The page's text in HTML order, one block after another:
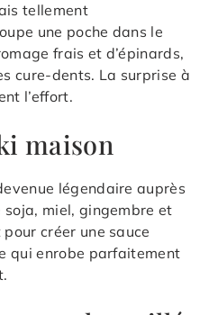
tellement
une poche dans le
frais et d’épinards,
cure-dents. La surprise à
l’effort.
maison
légendaire auprès
soja, miel, gingembre et
créer une sauce
qui enrobe parfaitement